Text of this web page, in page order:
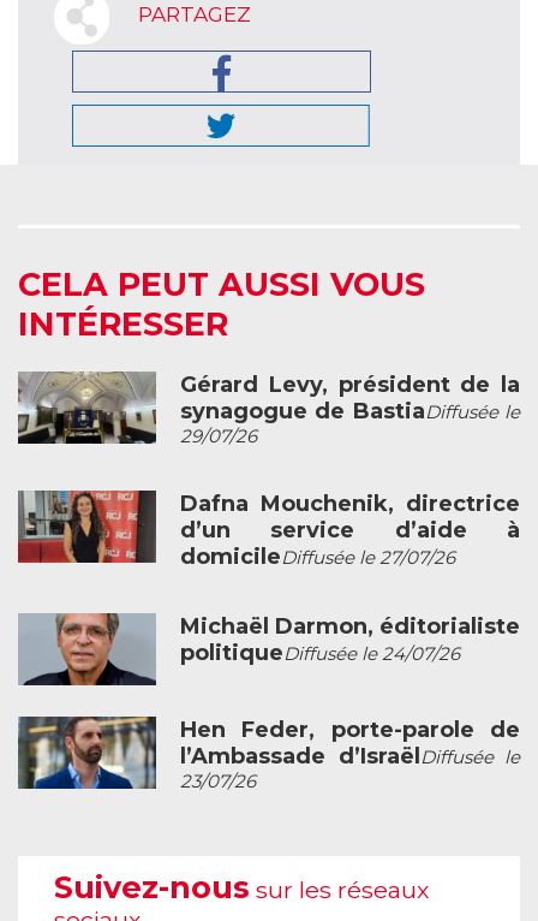
PARTAGEZ
CELA PEUT AUSSI VOUS
INTÉRESSER
Gérard Levy, président de la
synagogue de BastiaDiffusée le
29/07/26
Dafna Mouchenik, directrice
d’un service d’aide à
domicileDiffusée le 27/07/26
Michaël Darmon, éditorialiste
politiqueDiffusée le 24/07/26
Hen Feder, porte-parole de
l’Ambassade d’Israël Diffusée le
23/07/26
Suivez-nous sur les réseaux